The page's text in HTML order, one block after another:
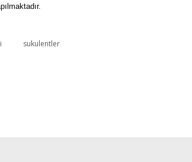
sukulentler